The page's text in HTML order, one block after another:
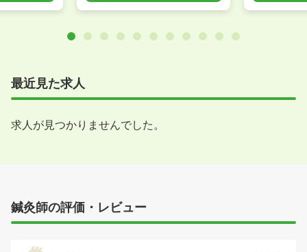
最近見た求人
求人が見つかりませんでした。
鍼灸師の評価・レビュー